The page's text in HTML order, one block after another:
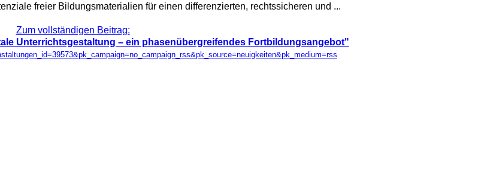
freier Bildungsmaterialien für einen differenzierten, rechtssicheren und ...
Zum vollständigen Beitrag:
Unterrichtsgestaltung – ein phasenübergreifendes Fortbildungsangebot"